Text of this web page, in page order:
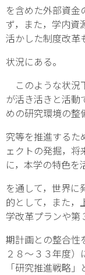
を含めた外部資
ず，また，学内資
活かした制度改革
状況にある。
このような状況
が活き活きと活動
めの研究環境の整
究等を推進するた
ェクトの発掘，将
に，本学の特色を
を通して，世界に
的として，また，
学改革プランや第
期計画との整合性
２８～３３年度
「研究推進戦略」